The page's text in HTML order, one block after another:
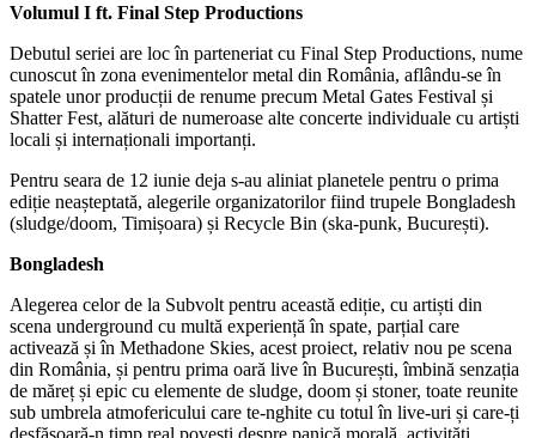
Volumul I ft. Final Step Productions
Debutul seriei are loc în parteneriat cu Final Step Productions, nume
cunoscut în zona evenimentelor metal din România, aflându-se în
spatele unor producții de renume precum Metal Gates Festival și
Shatter Fest, alături de numeroase alte concerte individuale cu artiști
locali și internaționali importanți.
Pentru seara de 12 iunie deja s-au aliniat planetele pentru o prima
ediție neașteptată, alegerile organizatorilor fiind trupele Bongladesh
(sludge/doom, Timișoara) și Recycle Bin (ska-punk, București).
Bongladesh
Alegerea celor de la Subvolt pentru această ediție, cu artiști din
scena underground cu multă experiență în spate, parțial care
activează și în Methadone Skies, acest proiect, relativ nou pe scena
din România, și pentru prima oară live în București, îmbină senzația
de măreț și epic cu elemente de sludge, doom și stoner, toate reunite
sub umbrela atmofericului care te-nghite cu totul în live-uri și care-ți
desfășoară-n timp real povești despre panică morală, activități